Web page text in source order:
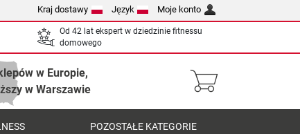
Kraj dostawy Język Moje konto
Od 42 lat ekspert w dziedzinie fitnessu
domowego
w Europie,
w Warszawie
POZOSTAŁE KATEGORIE